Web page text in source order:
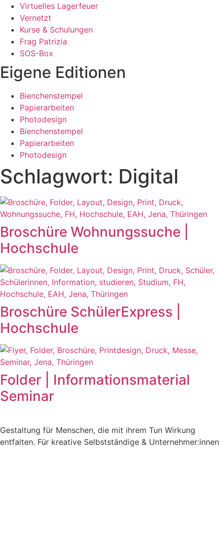
Virtuelles Lagerfeuer
Vernetzt
Kurse & Schulungen
Frag Patrizia
SOS-Box
Eigene Editionen
Bienchenstempel
Papierarbeiten
Photodesign
Bienchenstempel
Papierarbeiten
Photodesign
Schlagwort: Digital
Broschüre Wohnungssuche |
Hochschule
Broschüre SchülerExpress |
Hochschule
Folder | Informationsmaterial
Seminar
Gestaltung für Menschen, die mit ihrem Tun Wirkung
entfalten. Für kreative Selbstständige & Unternehmer:innen